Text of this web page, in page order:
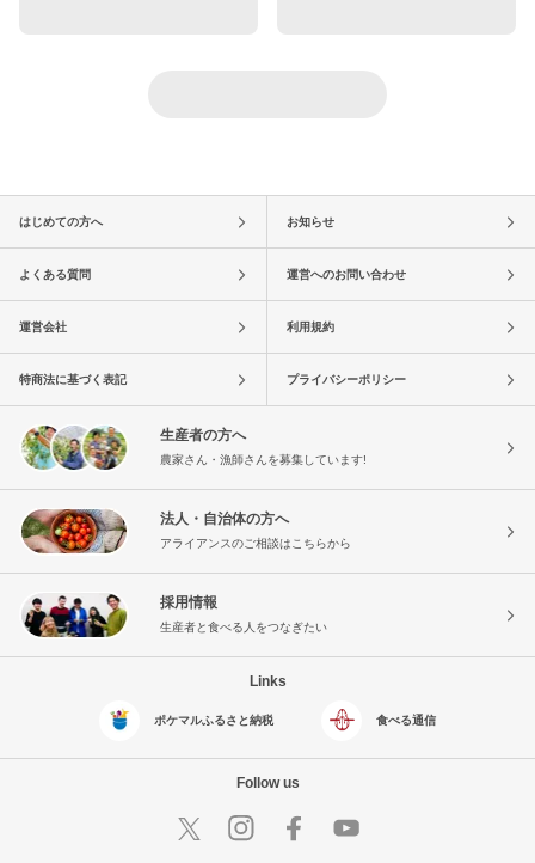
はじめての方へ お知らせ
よくある質問 運営へのお問い合わせ
運営会社 利用規約
特商法に基づく表記 プライバシーポリシー
生産者の方へ
農家さん・漁師さんを募集しています!
法人・自治体の方へ
アライアンスのご相談はこちらから
採用情報
生産者と食べる人をつなぎたい
Links
ポケマルふるさと納税 食べる通信
Follow us